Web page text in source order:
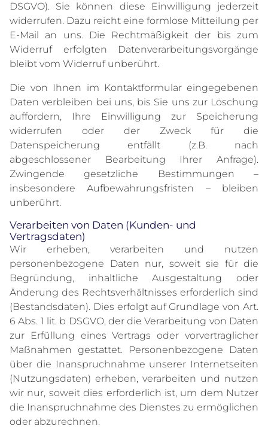
DSGVO). Sie können diese Einwilligung jederzeit
widerrufen. Dazu reicht eine formlose Mitteilung per
E-Mail an uns. Die Rechtmäßigkeit der bis zum
Widerruf erfolgten Datenverarbeitungsvorgänge
bleibt vom Widerruf unberührt.
Die von Ihnen im Kontaktformular eingegebenen
Daten verbleiben bei uns, bis Sie uns zur Löschung
auffordern, Ihre Einwilligung zur Speicherung
widerrufen oder der Zweck für die
Datenspeicherung entfällt (z.B. nach
abgeschlossener Bearbeitung Ihrer Anfrage).
Zwingende gesetzliche Bestimmungen –
insbesondere Aufbewahrungsfristen – bleiben
unberührt.
Verarbeiten von Daten (Kunden- und
Vertragsdaten)
Wir erheben, verarbeiten und nutzen
personenbezogene Daten nur, soweit sie für die
Begründung, inhaltliche Ausgestaltung oder
Änderung des Rechtsverhältnisses erforderlich sind
(Bestandsdaten). Dies erfolgt auf Grundlage von Art.
6 Abs. 1 lit. b DSGVO, der die Verarbeitung von Daten
zur Erfüllung eines Vertrags oder vorvertraglicher
Maßnahmen gestattet. Personenbezogene Daten
über die Inanspruchnahme unserer Internetseiten
(Nutzungsdaten) erheben, verarbeiten und nutzen
wir nur, soweit dies erforderlich ist, um dem Nutzer
die Inanspruchnahme des Dienstes zu ermöglichen
oder abzurechnen.